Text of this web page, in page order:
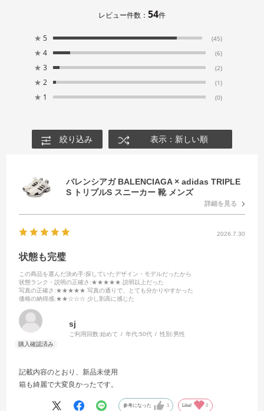
レビュー件数： 54件
★ 5 (45)
★ 4 (6)
★ 3 (2)
★ 2 (1)
★ 1 (0)
絞り込み 表示：新しい順
バレンシアガ BALENCIAGA × adidas TRIPLE
S トリプルS スニーカー 靴 メンズ
詳細を見る
2026.7.30
状態も完璧
この商品を選んだ決め手:探していたデザイン・モデルだったから
状態ランク・説明の正確さ :★★★★★ 説明以上だった
写真の正確さ :★★★★★ 写真の通りで、とても分かりやすかった
価格の納得感:★★☆☆☆ 少し割高に感じた
sj
ご利用回数:始めて 年代:50代 性別:男性
記載内容のとおり、新品未使用
箱も綺麗で大変良かったです。
参考になった 1 Like! 0